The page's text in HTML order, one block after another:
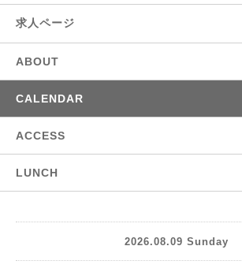
求人ページ
ABOUT
CALENDAR
ACCESS
LUNCH
2026.08.09 Sunday